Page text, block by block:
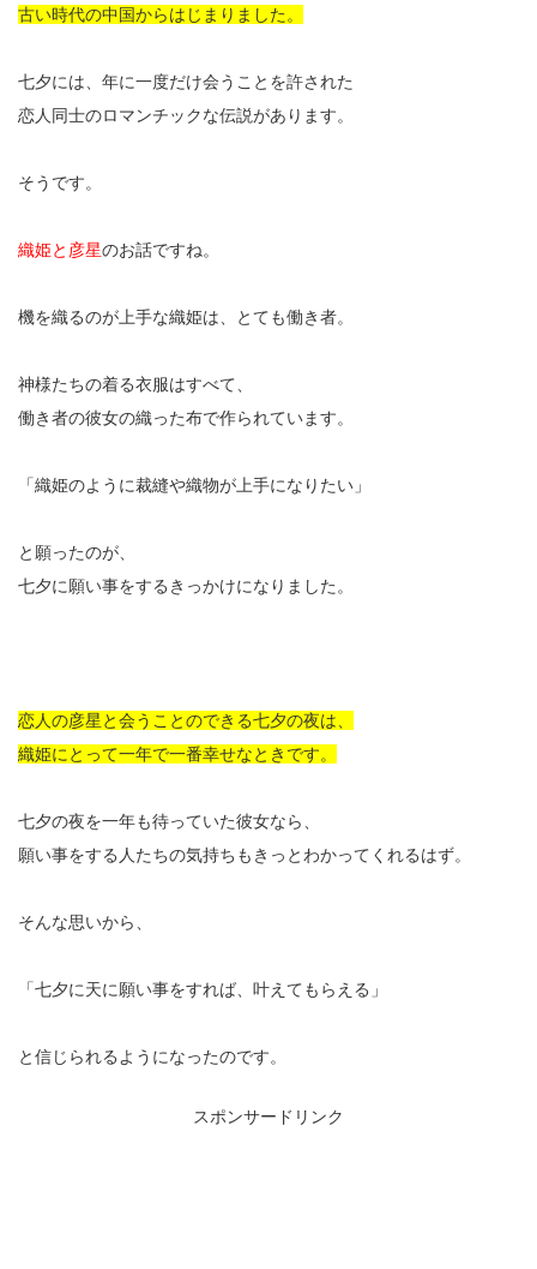
古い時代の中国からはじまりました。
七夕には、年に一度だけ会うことを許された
恋人同士のロマンチックな伝説があります。
そうです。
織姫と彦星のお話ですね。
機を織るのが上手な織姫は、とても働き者。
神様たちの着る衣服はすべて、
働き者の彼女の織った布で作られています。
「織姫のように裁縫や織物が上手になりたい」
と願ったのが、
七夕に願い事をするきっかけになりました。
恋人の彦星と会うことのできる七夕の夜は、
織姫にとって一年で一番幸せなときです。
七夕の夜を一年も待っていた彼女なら、
願い事をする人たちの気持ちもきっとわかってくれるはず。
そんな思いから、
「七夕に天に願い事をすれば、叶えてもらえる」
と信じられるようになったのです。
スポンサードリンク